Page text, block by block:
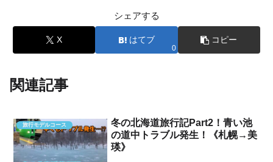
シェアする
X はてブ
0
コピー
関連記事
旅行モデルコース
冬の北海道旅行記Part2！青い池
の道中トラブル発生！《札幌→美
瑛》